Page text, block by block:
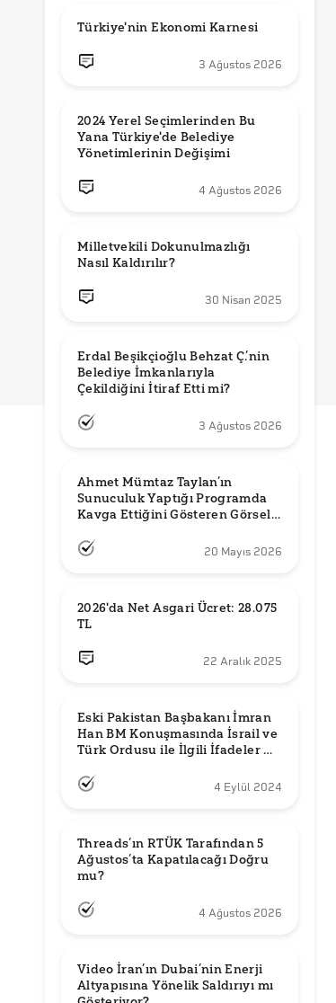
Türkiye'nin Ekonomi Karnesi
3 Ağustos 2026
2024 Yerel Seçimlerinden Bu
Yana Türkiye'de Belediye
Yönetimlerinin Değişimi
4 Ağustos 2026
Milletvekili Dokunulmazlığı
Nasıl Kaldırılır?
30 Nisan 2025
Erdal Beşikçioğlu Behzat Ç.’nin
Belediye İmkanlarıyla
3 Ağustos 2026
Ahmet Mümtaz Taylan’ın
Sunuculuk Yaptığı Programda
Kavga Ettiğini Gösteren Görsel
20 Mayıs 2026
2026'da Net Asgari Ücret: 28.075
TL
22 Aralık 2025
Eski Pakistan Başbakanı İmran
Han BM Konuşmasında İsrail ve
Türk Ordusu ile İlgili İfadeler mi
4 Eylül 2024
Threads’ın RTÜK Tarafından 5
Ağustos’ta Kapatılacağı Doğru
mu?
4 Ağustos 2026
Video İran’ın Dubai’nin Enerji
Altyapısına Yönelik Saldırıyı mı